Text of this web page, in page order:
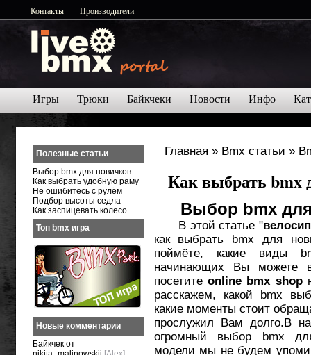
Контакты Производители
Игры Трюки Байкчеки Новости Инфо
Главная » Bmx статьи »
Как выбрать bmx
Выбор bmx
В этой статье "
как выбрать bmx для
поймёте, какие виды
начинающих Вы можете
посетите online bmx shop
расскажем, какой bmx
какие моменты стоит
прослужил Вам долго.В
огромный выбор bmx
модели мы не будем
Полезные статьи
Выбор bmx для новичков
Как выбрать удобную раму
Не ошибитесь с рулём
Подбор высоты седла
Как заспицевать колесо
Топ bmx игра
Новые комментарии
Байкчек от